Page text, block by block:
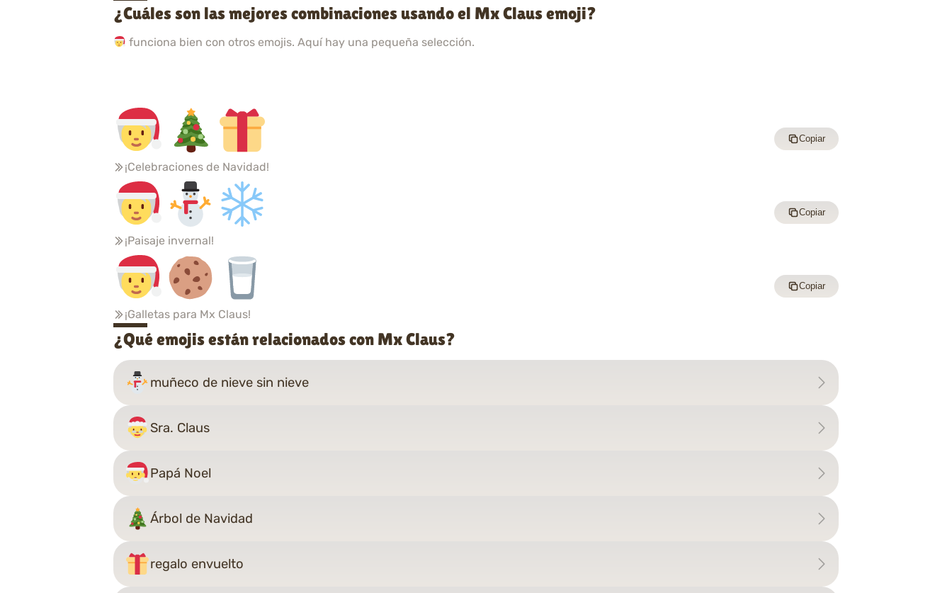
¿Cuáles son las mejores combinaciones usando el Mx Claus emoji?
funciona bien con otros emojis. Aquí hay una pequeña selección.
¡Celebraciones de Navidad!
Copiar
¡Paisaje invernal!
Copiar
¡Galletas para Mx Claus!
Copiar
¿Qué emojis están relacionados con Mx Claus?
muñeco de nieve sin nieve
Sra. Claus
Papá Noel
Árbol de Navidad
regalo envuelto